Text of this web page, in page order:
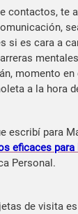
contactos, te
si es cara a
momento en
a la hora
escribí para
eficaces
Personal.
de visita